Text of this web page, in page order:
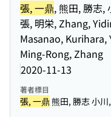
張, 一鼎, 熊田, 勝志,
張, 明栄, Zhang,
Masanao,
Ming-Rong, Zhang
2020-11-13
著者標目
張, 一鼎 熊田, 勝志 小